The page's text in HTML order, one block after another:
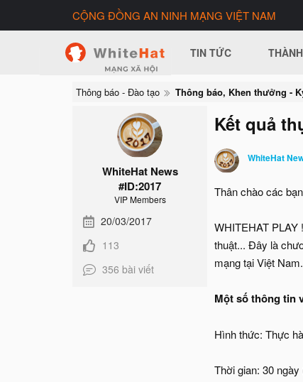
CỘNG ĐỒNG AN NINH MẠNG VIỆT NAM
TIN TỨC
Thông báo - Đào tạo Thông báo, Khen thưởng -
WhiteHat News
#ID:2017
VIP Members
20/03/2017
113
356 bài viết
Kết quả
WhiteHat
Thân chào các
WHITEHAT PLAY
thuật... Đây là
mạng tại Việt Nam.
Một số thông tin
Hình thức: Thực
Thời gian: 30